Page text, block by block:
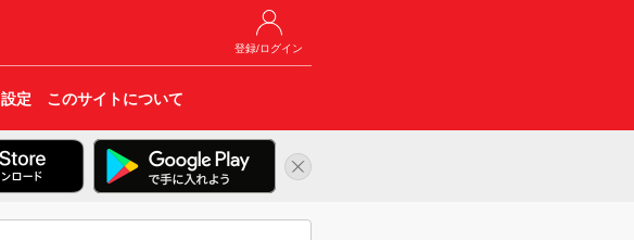
登録/ログイン
設定 このサイトについて